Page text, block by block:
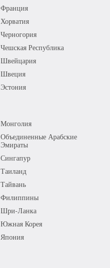
Франция
Хорватия
Черногория
Чешская Республика
Швейцария
Швеция
Эстония
Монголия
Объединенные Арабские
Эмираты
Сингапур
Таиланд
Тайвань
Филиппины
Шри-Ланка
Южная Корея
Япония